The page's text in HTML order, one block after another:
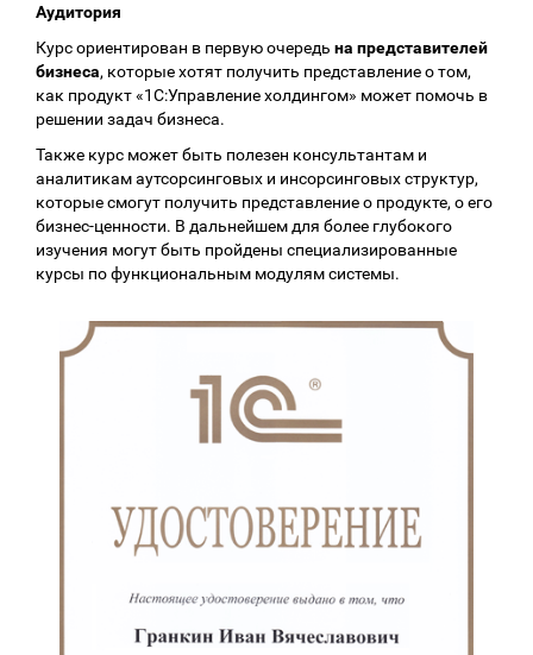
Аудитория
Курс ориентирован в первую очередь на представителей
бизнеса, которые хотят получить представление о том,
как продукт «1С:Управление холдингом» может помочь в
решении задач бизнеса.
Также курс может быть полезен консультантам и
аналитикам аутсорсинговых и инсорсинговых структур,
которые смогут получить представление о продукте, о его
бизнес-ценности. В дальнейшем для более глубокого
изучения могут быть пройдены специализированные
курсы по функциональным модулям системы.